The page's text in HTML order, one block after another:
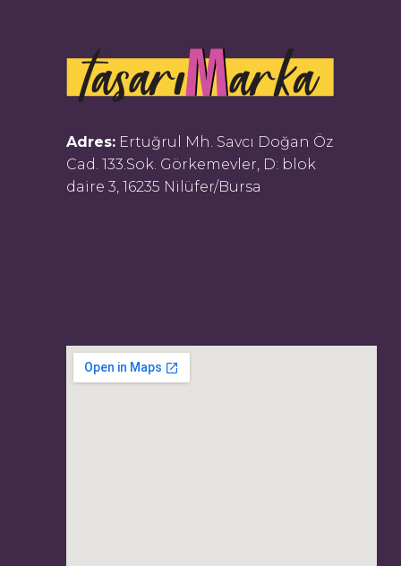
Adres: Ertuğrul Mh. Savcı Doğan Öz
Cad. 133.Sok. Görkemevler, D: blok
daire 3, 16235 Nilüfer/Bursa